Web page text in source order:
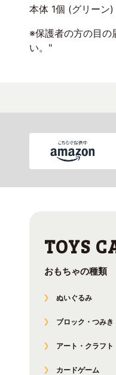
本体 1個 (グリーン)
※保護者の方の目の
い。"
おもちゃの種類
ぬいぐるみ
ブロック・つみき
アート・クラフト
カードゲーム